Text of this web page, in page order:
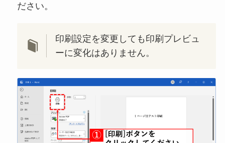
ださい。
印刷設定を変更しても印刷プレビュ
ーに変化はありません。